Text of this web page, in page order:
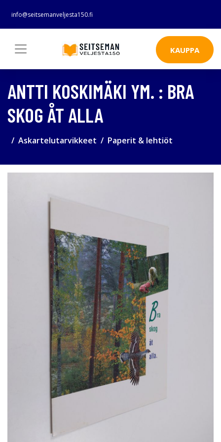
info@seitsemanveljesta150.fi
KAUPPA
ANTTI KOSKIMÄKI YM. : BRA
SKOG ÅT ALLA
Askartelutarvikkeet Paperit & lehtiöt